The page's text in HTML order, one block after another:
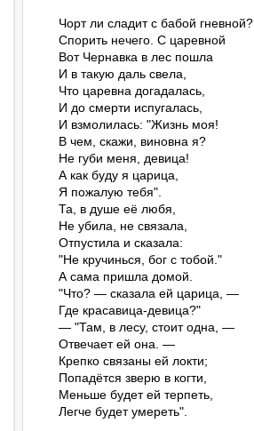
Чорт ли сладит с бабой гневной?
Спорить нечего. С царевной
Вот Чернавка в лес пошла
И в такую даль свела,
Что царевна догадалась,
И до смерти испугалась,
И взмолилась: "Жизнь моя!
В чем, скажи, виновна я?
Не губи меня, девица!
А как буду я царица,
Я пожалую тебя".
Та, в душе её любя,
Не убила, не связала,
Отпустила и сказала:
"Не кручинься, бог с тобой."
А сама пришла домой.
"Что? — сказала ей царица, —
Где красавица-девица?"
— "Там, в лесу, стоит одна, —
Отвечает ей она. —
Крепко связаны ей локти;
Попадётся зверю в когти,
Меньше будет ей терпеть,
Легче будет умереть".